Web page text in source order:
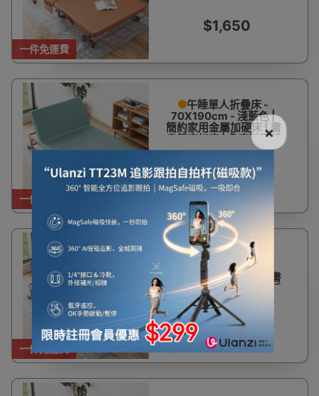
一件免運費
$1,650
一件免運費
午睡單人折疊床 -
70X190cm - 淺藍色 |
簡約家用金屬加硬床 | 書
房飯店加床 | 免安裝可拆
洗 | 空間節省設計 | 久睡
$1,650
一件免運費
午睡單人折疊床 -
70X190cm - 深藍色 |
簡約家用金屬加硬床 | 書
房飯店加床 | 免安裝可拆
洗 | 空間節省設計 | 久睡
不易塌
$1,650
×